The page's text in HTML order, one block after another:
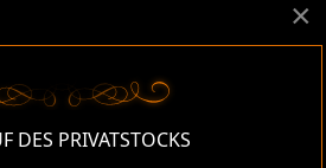
Fax, E-Mail) einreichen. Die Frist beginnt an
richten an:
×
DES PRIVATSTOCKS